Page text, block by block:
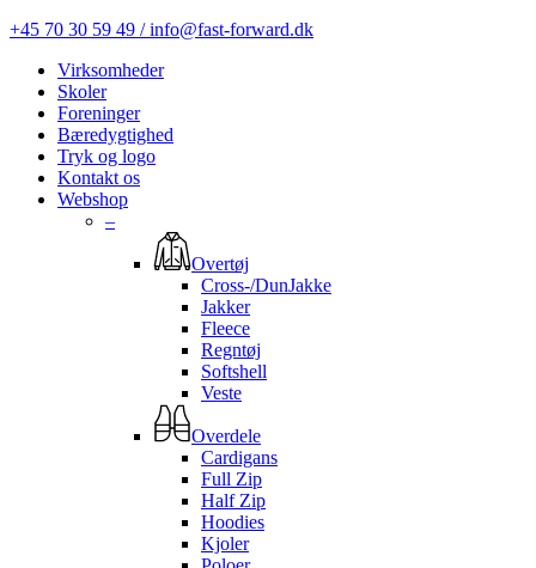
+45 70 30 59 49 / info@fast-forward.dk
Virksomheder
Skoler
Foreninger
Bæredygtighed
Tryk og logo
Kontakt os
Webshop
–
Overtøj
Cross-/DunJakke
Jakker
Fleece
Regntøj
Softshell
Veste
Overdele
Cardigans
Full Zip
Half Zip
Hoodies
Kjoler